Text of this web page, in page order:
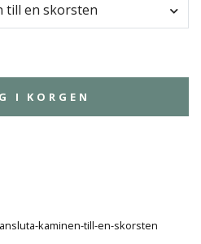
till en skorsten
I KORGEN
ansluta-kaminen-till-en-skorsten